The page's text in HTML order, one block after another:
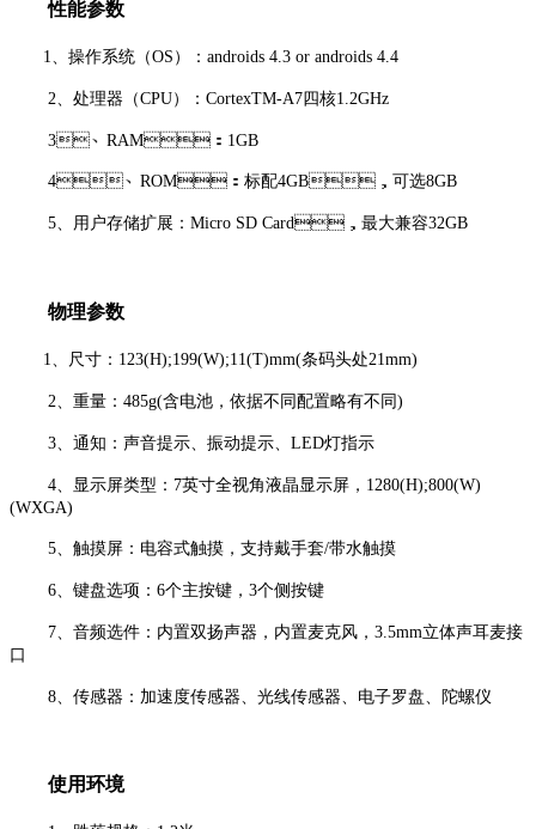
性能参数
1、操作系统（OS）：androids 4.3 or androids 4.4
2、处理器（CPU）：CortexTM-A7四核1.2GHz
3、RAM：1GB
4、ROM：标配4GB，可选8GB
5、用户存储扩展：Micro SD Card，最大兼容32GB
物理参数
1、尺寸：123(H);199(W);11(T)mm(条码头处21mm)
2、重量：485g(含电池，依据不同配置略有不同)
3、通知：声音提示、振动提示、LED灯指示
4、显示屏类型：7英寸全视角液晶显示屏，1280(H);800(W)
(WXGA)
5、触摸屏：电容式触摸，支持戴手套/带水触摸
6、键盘选项：6个主按键，3个侧按键
7、音频选件：内置双扬声器，内置麦克风，3.5mm立体声耳麦接
口
8、传感器：加速度传感器、光线传感器、电子罗盘、陀螺仪
使用环境